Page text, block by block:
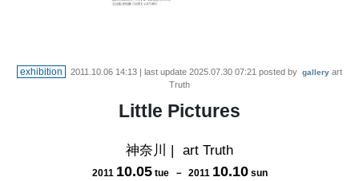
exhibition 2011.10.06 14:13 | last update 2025.07.30 07:21 posted by gallery art
Truth
Little Pictures
神奈川 | art Truth
2011 10.05 tue－ 2011 10.10 sun